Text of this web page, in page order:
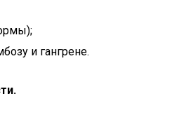
и гангрене.